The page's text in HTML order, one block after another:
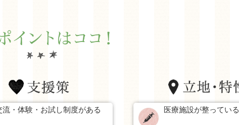
流・体験・お試し制度がある 医療施設が整っている